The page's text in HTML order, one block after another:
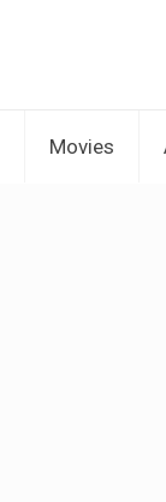
Movies